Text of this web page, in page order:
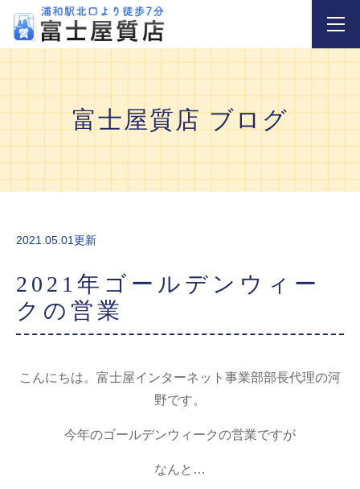
富士屋質店 ブログ
2021.05.01更新
2021年ゴールデンウィー
クの営業
こんにちは。富士屋インターネット事業部部長代理の河
野です。
今年のゴールデンウィークの営業ですが
なんと…